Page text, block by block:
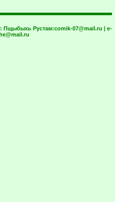
Пщыбыхь Рустам:comik-07@mail.ru | e-